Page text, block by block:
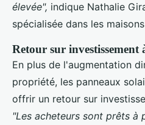
élevée", indique Nathalie
spécialisée dans les
Retour sur investissement
En plus de l'augmentation
propriété, les panneaux
offrir un retour sur
"Les acheteurs sont prêts à